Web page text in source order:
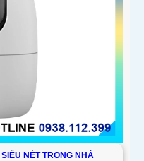
NÉT TRONG NHÀ